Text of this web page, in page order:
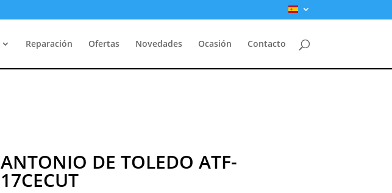
Reparación Ofertas Novedades Ocasión Contacto
ANTONIO DE TOLEDO ATF-
17CECUT